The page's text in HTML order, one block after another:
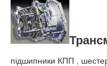
підшипники КПП ,